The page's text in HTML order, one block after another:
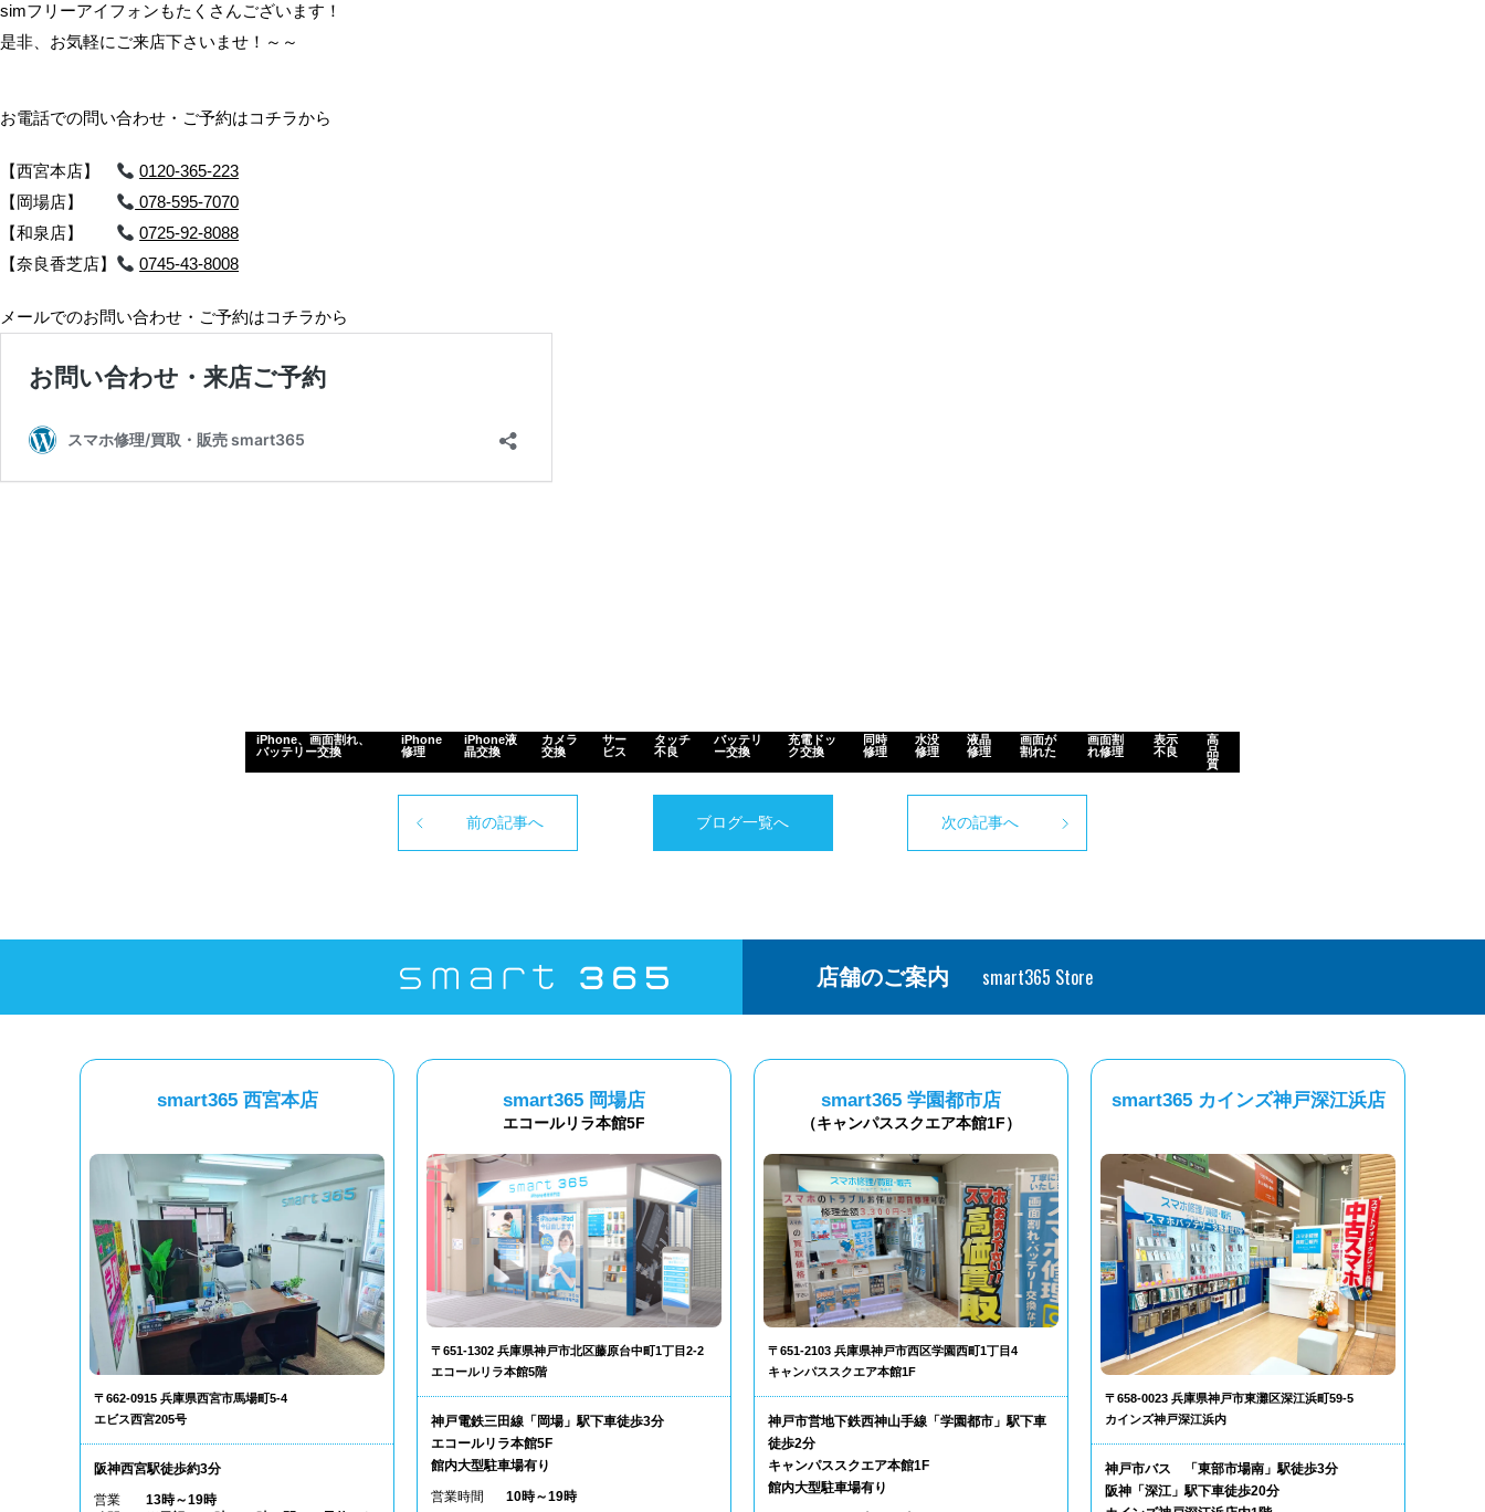
simフリーアイフォンもたくさんございます！
是非、お気軽にご来店下さいませ！～～
お電話での問い合わせ・ご予約はコチラから
【西宮本店】
0120-365-223
【岡場店】
078-595-7070
【和泉店】
0725-92-8088
【奈良香芝店】
0745-43-8008
メールでのお問い合わせ・ご予約はコチラから
iPhone、画面割れ、
バッテリー交換
iPhone
修理
iPhone液
晶交換
カメラ
交換
サー
ビス
タッチ
不良
バッテリ
ー交換
充電ドッ
ク交換
同時
修理
水没
修理
液晶
修理
画面が
割れた
画面割
れ修理
表示
不良
高
品
質
前の記事へ ブログ一覧へ 次の記事へ
店舗のご案内 smart365 Store
smart365 西宮本店
〒662-0915 兵庫県西宮市馬場町5-4
エビス西宮205号
阪神西宮駅徒歩約3分
営業
13時～19時
smart365 岡場店
エコールリラ本館5F
〒651-1302 兵庫県神戸市北区藤原台中町1丁目2-2
エコールリラ本館5階
神戸電鉄三田線「岡場」駅下車徒歩3分
エコールリラ本館5F
館内大型駐車場有り
営業時間
10時～19時
smart365 学園都市店
（キャンパススクエア本館1F）
〒651-2103 兵庫県神戸市西区学園西町1丁目4
キャンパススクエア本館1F
神戸市営地下鉄西神山手線「学園都市」駅下車
徒歩2分
キャンパススクエア本館1F
館内大型駐車場有り
smart365 カインズ神戸深江浜店
〒658-0023 兵庫県神戸市東灘区深江浜町59-5
カインズ神戸深江浜内
神戸市バス 「東部市場南」駅徒歩3分
阪神「深江」駅下車徒歩20分